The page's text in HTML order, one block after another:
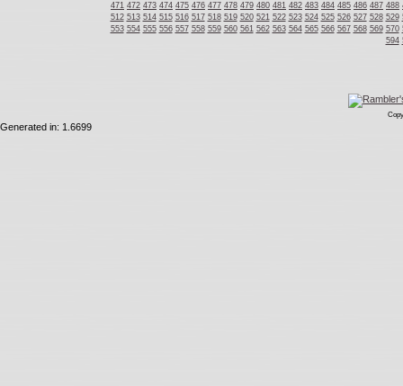
471 472 473 474 475 476 477 478 479 480 481 482 483 484 485 486 487 488
512 513 514 515 516 517 518 519 520 521 522 523 524 525 526 527 528 529
553 554 555 556 557 558 559 560 561 562 563 564 565 566 567 568 569 570
594
Generated in: 1.6699